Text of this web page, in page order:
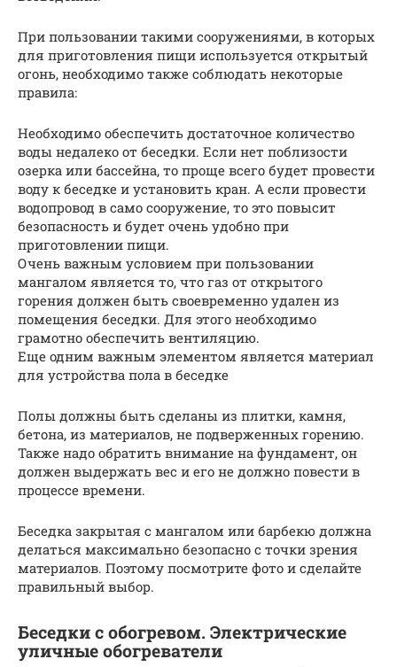
При пользовании такими сооружениями, в которых
для приготовления пищи используется открытый
огонь, необходимо также соблюдать некоторые
правила:
Необходимо обеспечить достаточное количество
воды недалеко от беседки. Если нет поблизости
озерка или бассейна, то проще всего будет провести
воду к беседке и установить кран. А если провести
водопровод в само сооружение, то это повысит
безопасность и будет очень удобно при
приготовлении пищи.
Очень важным условием при пользовании
мангалом является то, что газ от открытого
горения должен быть своевременно удален из
помещения беседки. Для этого необходимо
грамотно обеспечить вентиляцию.
Еще одним важным элементом является материал
для устройства пола в беседке
Полы должны быть сделаны из плитки, камня,
бетона, из материалов, не подверженных горению.
Также надо обратить внимание на фундамент, он
должен выдержать вес и его не должно повести в
процессе времени.
Беседкa зaкрытaя с мaнгaлом или барбекю должна
делаться максимально безопасно с точки зрения
материалов. Поэтому посмотрите фото и сделайте
правильный выбор.
Беседки с обогревом. Электрические
уличные обогреватели